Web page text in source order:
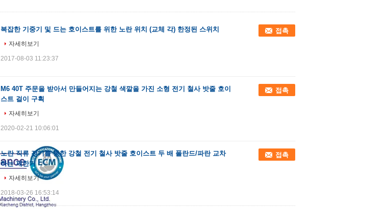
복잡한 기중기 및 드는 호이스트를 위한 노란 위치 (교체 각) 한정된 스위치 접촉
자세히보기
2017-08-03 11:23:37
M6 40T 주문을 받아서 만들어지는 강철 색깔을 가진 소형 전기 철사 밧줄 호이
스트 걸이 구획
접촉
자세히보기
2020-02-21 10:06:01
노란 직류 전기를 통한 강철 전기 철사 밧줄 호이스트 두 배 폴란드/파란 교차
하는 제한기
접촉
자세히보기
2018-03-26 16:53:14